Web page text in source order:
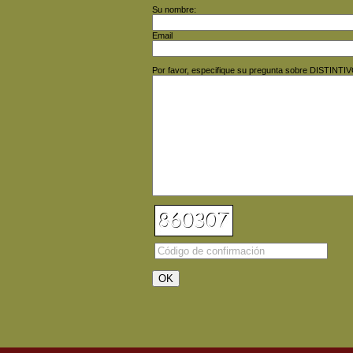
Su nombre:
Email
Por favor, especifique su pregunta sobre